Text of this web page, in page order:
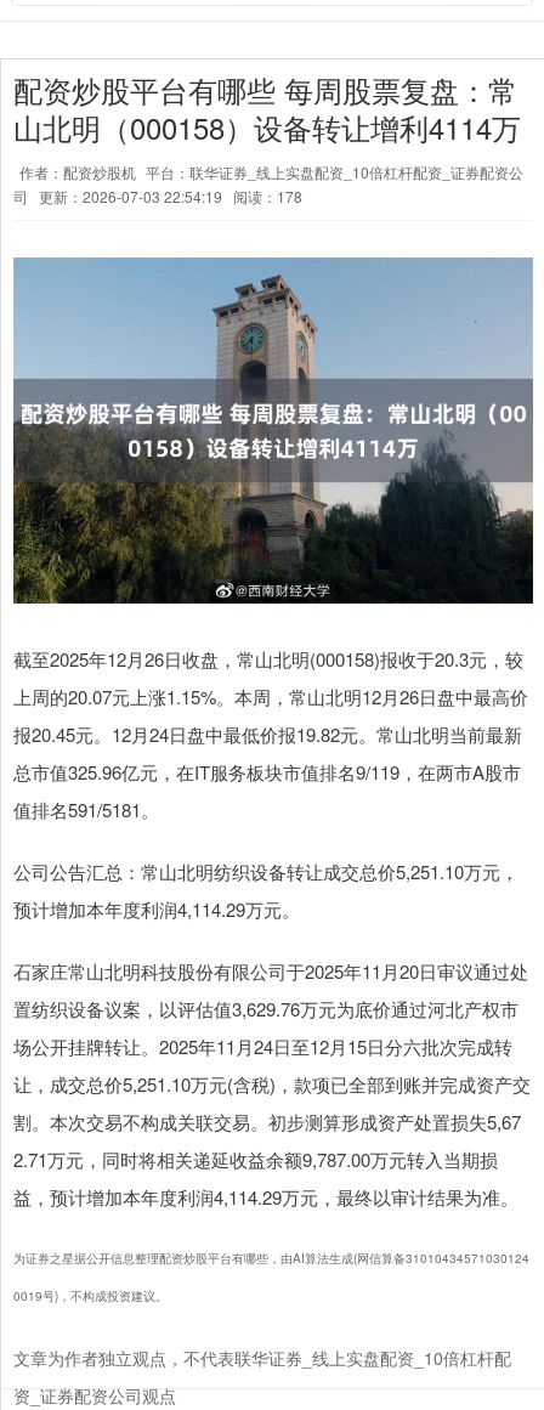
配资炒股平台有哪些 每周股票复盘：常
山北明（000158）设备转让增利4114万
作者：配资炒股机 平台：联华证券_线上实盘配资_10倍杠杆配资_证券配资公
司
更新：2026-07-03 22:54:19 阅读：178
截至2025年12月26日收盘，常山北明(000158)报收于20.3元，较
上周的20.07元上涨1.15%。本周，常山北明12月26日盘中最高价
报20.45元。12月24日盘中最低价报19.82元。常山北明当前最新
总市值325.96亿元，在IT服务板块市值排名9/119，在两市A股市
值排名591/5181。
公司公告汇总：常山北明纺织设备转让成交总价5,251.10万元，
预计增加本年度利润4,114.29万元。
石家庄常山北明科技股份有限公司于2025年11月20日审议通过处
置纺织设备议案，以评估值3,629.76万元为底价通过河北产权市
场公开挂牌转让。2025年11月24日至12月15日分六批次完成转
让，成交总价5,251.10万元(含税)，款项已全部到账并完成资产交
割。本次交易不构成关联交易。初步测算形成资产处置损失5,67
2.71万元，同时将相关递延收益余额9,787.00万元转入当期损
益，预计增加本年度利润4,114.29万元，最终以审计结果为准。
为证券之星据公开信息整理配资炒股平台有哪些，由AI算法生成(网信算备31010434571030124
0019号)，不构成投资建议。
文章为作者独立观点，不代表联华证券_线上实盘配资_10倍杠杆配
资_证券配资公司观点